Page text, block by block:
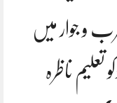
و جوار میں
تعلیم ناظرہ